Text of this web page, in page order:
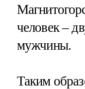
человек –
мужчины.
Таким